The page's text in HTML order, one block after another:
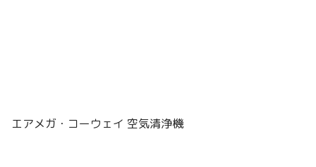
エアメガ・コーウェイ 空気清浄機